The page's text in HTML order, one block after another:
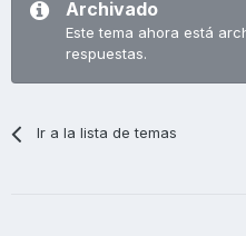
Archivado
Este tema ahora está
respuestas.
Ir a la lista de temas